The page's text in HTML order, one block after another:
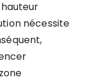
nécessite